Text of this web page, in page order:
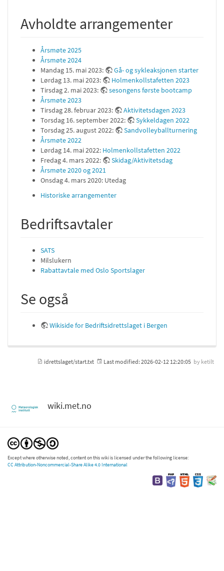
Avholdte arrangementer
Årsmøte 2025
Årsmøte 2024
Mandag 15. mai 2023:
Gå- og sykleaksjonen starter
Lørdag 13. mai 2023:
Holmenkollstafetten 2023
Tirsdag 2. mai 2023:
sesongens første bootcamp
Årsmøte 2023
Tirsdag 28. februar 2023:
Aktivitetsdagen 2023
Torsdag 16. september 2022:
Sykkeldagen 2022
Torsdag 25. august 2022:
Sandvolleyballturnering
Årsmøte 2022
Lørdag 14. mai 2022: Holmenkollstafetten 2022
Fredag 4. mars 2022:
Skidag/Aktivitetsdag
Årsmøte 2020 og 2021
Onsdag 4. mars 2020: Utedag
Historiske arrangementer
Bedriftsavtaler
SATS
Milslukern
Rabattavtale med Oslo Sportslager
Se også
Wikiside for Bedriftsidrettslaget i Bergen
idrettslaget/start.txt Last modified: 2026-02-12 12:20:05 by ketilt
wiki.met.no
Except where otherwise noted, content on this wiki is licensed under the following license:
CC Attribution-Noncommercial-Share Alike 4.0 International